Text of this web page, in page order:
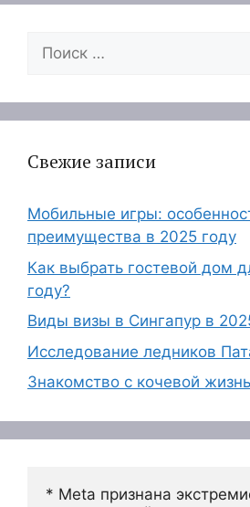
Поиск:
Свежие записи
Мобильные игры:
преимущества в 2025 году
Как выбрать гостевой дом
году?
Виды визы в Сингапур в
Исследование ледников
Знакомство с кочевой
* Meta признана